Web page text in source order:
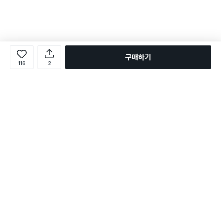
116 2
구매하기